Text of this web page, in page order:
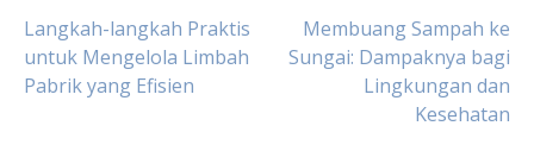
Post
navigation
Langkah-langkah Praktis
untuk Mengelola Limbah
Pabrik yang Efisien
Membuang Sampah ke
Sungai: Dampaknya bagi
Lingkungan dan
Kesehatan